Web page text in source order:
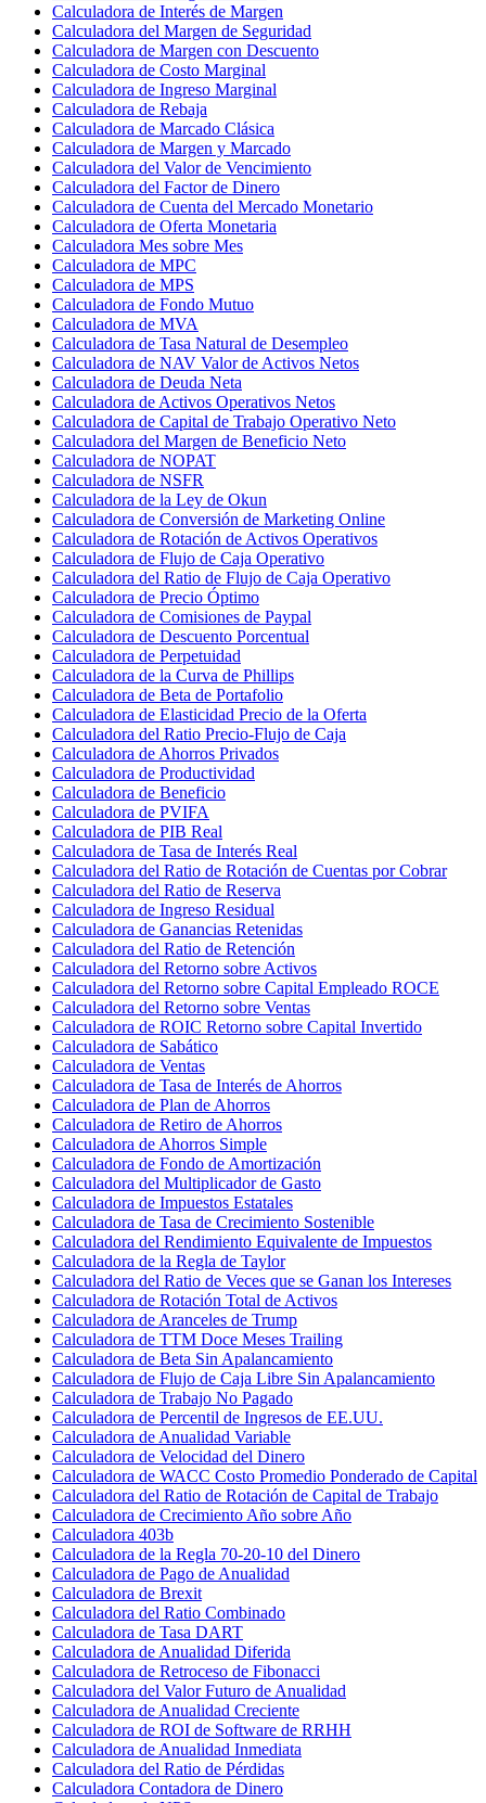
Calculadora de Interés de Margen
Calculadora del Margen de Seguridad
Calculadora de Margen con Descuento
Calculadora de Costo Marginal
Calculadora de Ingreso Marginal
Calculadora de Rebaja
Calculadora de Marcado Clásica
Calculadora de Margen y Marcado
Calculadora del Valor de Vencimiento
Calculadora del Factor de Dinero
Calculadora de Cuenta del Mercado Monetario
Calculadora de Oferta Monetaria
Calculadora Mes sobre Mes
Calculadora de MPC
Calculadora de MPS
Calculadora de Fondo Mutuo
Calculadora de MVA
Calculadora de Tasa Natural de Desempleo
Calculadora de NAV Valor de Activos Netos
Calculadora de Deuda Neta
Calculadora de Activos Operativos Netos
Calculadora de Capital de Trabajo Operativo Neto
Calculadora del Margen de Beneficio Neto
Calculadora de NOPAT
Calculadora de NSFR
Calculadora de la Ley de Okun
Calculadora de Conversión de Marketing Online
Calculadora de Rotación de Activos Operativos
Calculadora de Flujo de Caja Operativo
Calculadora del Ratio de Flujo de Caja Operativo
Calculadora de Precio Óptimo
Calculadora de Comisiones de Paypal
Calculadora de Descuento Porcentual
Calculadora de Perpetuidad
Calculadora de la Curva de Phillips
Calculadora de Beta de Portafolio
Calculadora de Elasticidad Precio de la Oferta
Calculadora del Ratio Precio-Flujo de Caja
Calculadora de Ahorros Privados
Calculadora de Productividad
Calculadora de Beneficio
Calculadora de PVIFA
Calculadora de PIB Real
Calculadora de Tasa de Interés Real
Calculadora del Ratio de Rotación de Cuentas por Cobrar
Calculadora del Ratio de Reserva
Calculadora de Ingreso Residual
Calculadora de Ganancias Retenidas
Calculadora del Ratio de Retención
Calculadora del Retorno sobre Activos
Calculadora del Retorno sobre Capital Empleado ROCE
Calculadora del Retorno sobre Ventas
Calculadora de ROIC Retorno sobre Capital Invertido
Calculadora de Sabático
Calculadora de Ventas
Calculadora de Tasa de Interés de Ahorros
Calculadora de Plan de Ahorros
Calculadora de Retiro de Ahorros
Calculadora de Ahorros Simple
Calculadora de Fondo de Amortización
Calculadora del Multiplicador de Gasto
Calculadora de Impuestos Estatales
Calculadora de Tasa de Crecimiento Sostenible
Calculadora del Rendimiento Equivalente de Impuestos
Calculadora de la Regla de Taylor
Calculadora del Ratio de Veces que se Ganan los Intereses
Calculadora de Rotación Total de Activos
Calculadora de Aranceles de Trump
Calculadora de TTM Doce Meses Trailing
Calculadora de Beta Sin Apalancamiento
Calculadora de Flujo de Caja Libre Sin Apalancamiento
Calculadora de Trabajo No Pagado
Calculadora de Percentil de Ingresos de EE.UU.
Calculadora de Anualidad Variable
Calculadora de Velocidad del Dinero
Calculadora de WACC Costo Promedio Ponderado de Capital
Calculadora del Ratio de Rotación de Capital de Trabajo
Calculadora de Crecimiento Año sobre Año
Calculadora 403b
Calculadora de la Regla 70-20-10 del Dinero
Calculadora de Pago de Anualidad
Calculadora de Brexit
Calculadora del Ratio Combinado
Calculadora de Tasa DART
Calculadora de Anualidad Diferida
Calculadora de Retroceso de Fibonacci
Calculadora del Valor Futuro de Anualidad
Calculadora de Anualidad Creciente
Calculadora de ROI de Software de RRHH
Calculadora de Anualidad Inmediata
Calculadora del Ratio de Pérdidas
Calculadora Contadora de Dinero